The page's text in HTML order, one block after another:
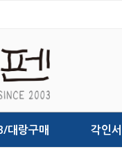
대랑구매 각인